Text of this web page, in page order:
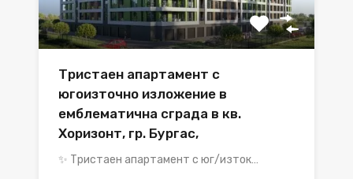
Тристаен апартамент с
югоизточно изложение в
емблематична сграда в кв.
Хоризонт, гр. Бургас,
✨ Тристаен апартамент с юг/изток…